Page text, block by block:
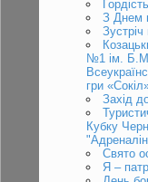
З Днем
№1 ім.
гри
Захід
Кубку
Свято
Я –